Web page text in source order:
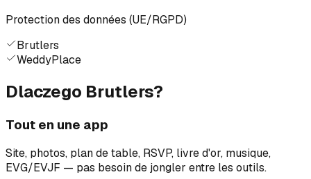
Protection des données (UE/RGPD)
Brutlers
WeddyPlace
Dlaczego Brutlers?
Tout en une app
Site, photos, plan de table, RSVP, livre d'or, musique,
EVG/EVJF — pas besoin de jongler entre les outils.